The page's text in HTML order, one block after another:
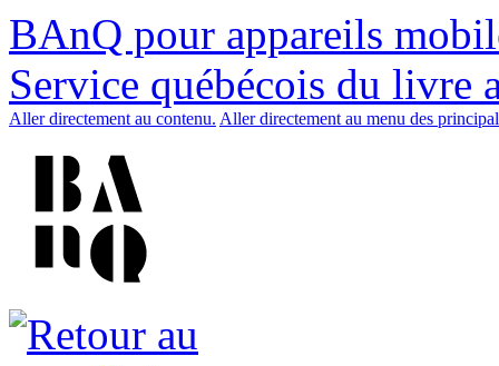
BAnQ pour appareils
Service québécois du livre
Aller directement au contenu. Aller directement au menu des